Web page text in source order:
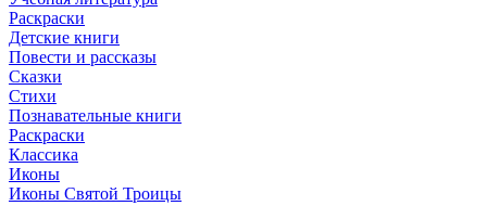
Раскраски
Детские книги
Повести и рассказы
Сказки
Стихи
Познавательные книги
Раскраски
Классика
Иконы
Иконы Святой Троицы